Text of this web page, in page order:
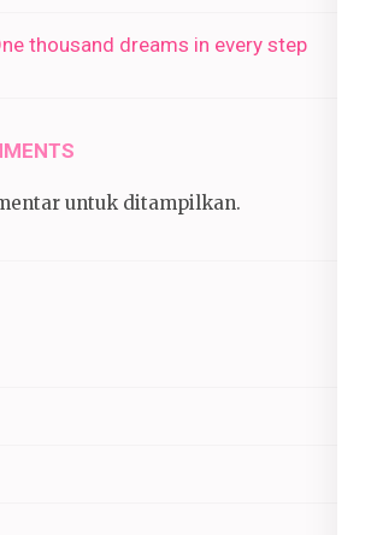
thousand dreams in every step
untuk ditampilkan.